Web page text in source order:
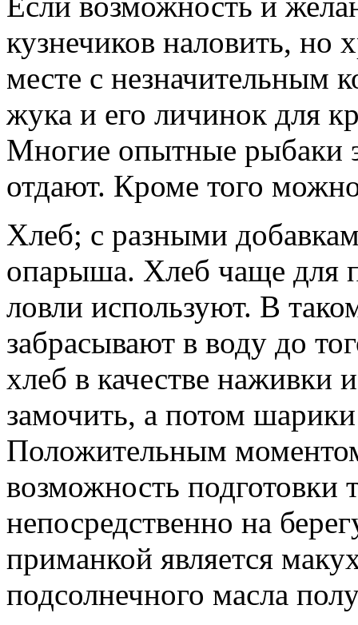
кузнечиков наловить, но
месте с незначительным
жука и его личинок для
Многие опытные рыбаки
отдают. Кроме того
Хлеб; с разными
опарыша. Хлеб чаще для
ловли используют. В
забрасывают в воду до
хлеб в качестве наживки
замочить, а потом
Положительным
возможность подготовки
непосредственно на
приманкой является
подсолнечного масла